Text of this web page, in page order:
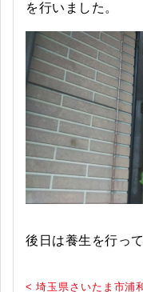
を行いました。
後日は養生を行っ
< 埼玉県さいたま市浦